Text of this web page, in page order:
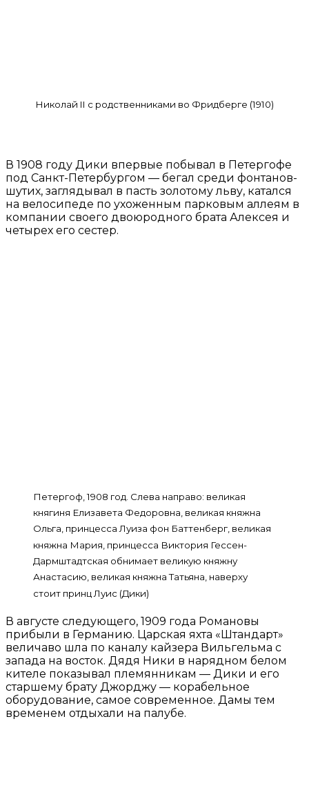
Николай II с родственниками во Фридберге (1910)
В 1908 году Дики впервые побывал в Петергофе
под Санкт-Петербургом — бегал среди фонтанов-
шутих, заглядывал в пасть золотому льву, катался
на велосипеде по ухоженным парковым аллеям в
компании своего двоюродного брата Алексея и
четырех его сестер.
Петергоф, 1908 год. Слева направо: великая
княгиня Елизавета Федоровна, великая княжна
Ольга, принцесса Луиза фон Баттенберг, великая
княжна Мария, принцесса Виктория Гессен-
Дармштадтская обнимает великую княжну
Анастасию, великая княжна Татьяна, наверху
стоит принц Луис (Дики)
В августе следующего, 1909 года Романовы
прибыли в Германию. Царская яхта «Штандарт»
величаво шла по каналу кайзера Вильгельма с
запада на восток. Дядя Ники в нарядном белом
кителе показывал племянникам — Дики и его
старшему брату Джорджу — корабельное
оборудование, самое современное. Дамы тем
временем отдыхали на палубе.